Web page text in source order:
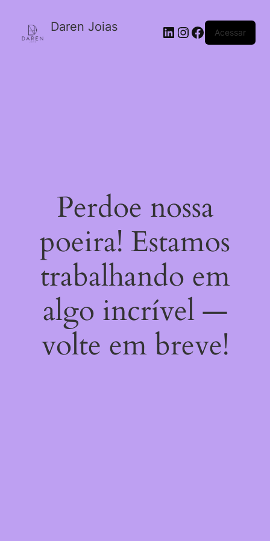
Daren Joias Acessar
Perdoe nossa
poeira! Estamos
trabalhando em
algo incrível —
volte em breve!